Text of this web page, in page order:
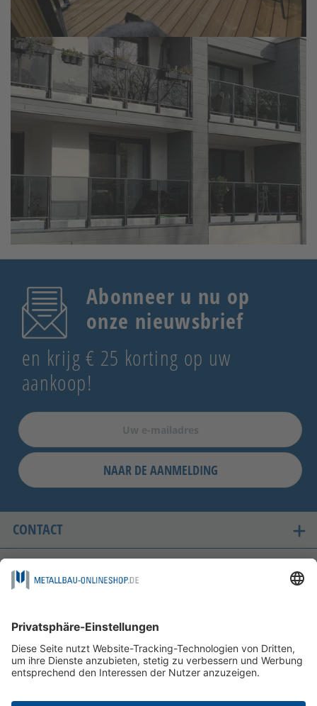
Abonneer u nu op
onze nieuwsbrief
en krijg € 25 korting op uw
aankoop!
NAAR DE AANMELDING
CONTACT
ONZE LANDEN VAN LEVERING
FOLGEN SIE UNS AUF
BETAALMOGELIJKHEDEN